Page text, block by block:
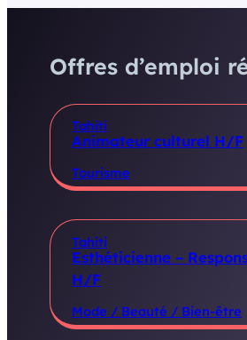
Offres d’emploi
Tahiti
Animateur culturel H/F
Tourisme
Tahiti
Esthéticienne –
H/F
Mode / Beauté / Bien-être